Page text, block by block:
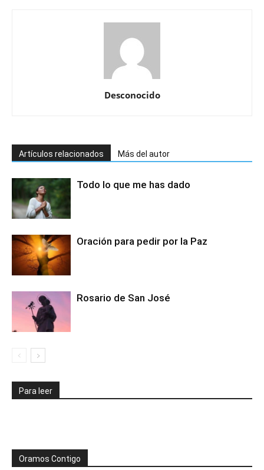
Desconocido
Artículos relacionados Más del autor
Todo lo que me has dado
Oración para pedir por la Paz
Rosario de San José
Para leer
Oramos Contigo